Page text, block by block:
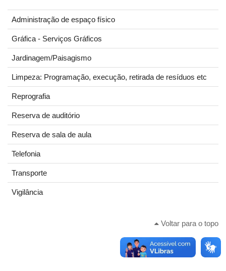
Administração de espaço físico
Gráfica - Serviços Gráficos
Jardinagem/Paisagismo
Limpeza: Programação, execução, retirada de resíduos etc
Reprografia
Reserva de auditório
Reserva de sala de aula
Telefonia
Transporte
Vigilância
Voltar para o topo